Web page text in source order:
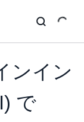
ンイン
で